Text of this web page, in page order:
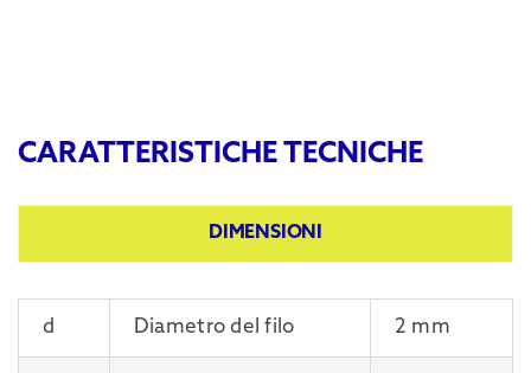
CARATTERISTICHE TECNICHE
DIMENSIONI
d Diametro del filo 2 mm